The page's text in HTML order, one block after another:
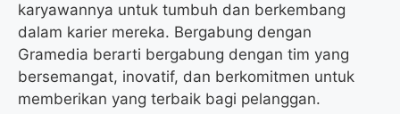
karyawannya untuk tumbuh dan berkembang
dalam karier mereka. Bergabung dengan
Gramedia berarti bergabung dengan tim yang
bersemangat, inovatif, dan berkomitmen untuk
memberikan yang terbaik bagi pelanggan.